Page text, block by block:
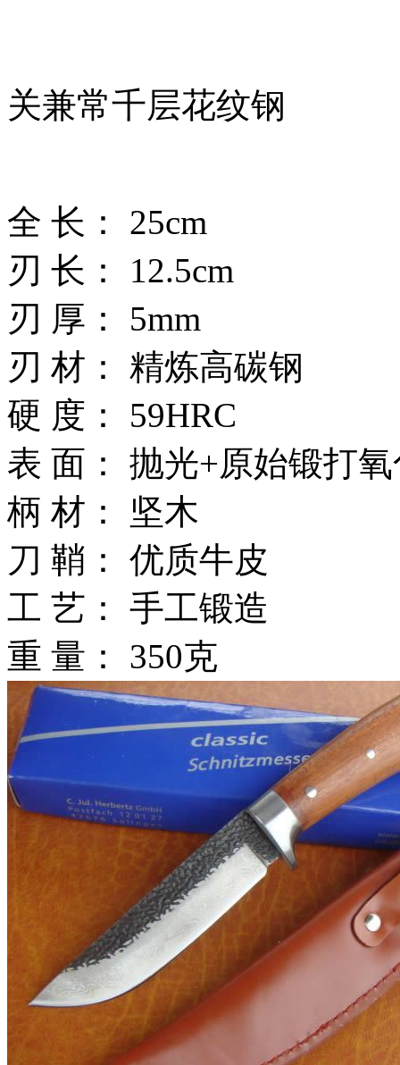
关兼常千层花纹钢
全 长： 25cm
刃 长： 12.5cm
刃 厚： 5mm
刃 材： 精炼高碳钢
硬 度： 59HRC
表 面： 抛光+原始锻打
柄 材： 坚木
刀 鞘： 优质牛皮
工 艺： 手工锻造
重 量： 350克